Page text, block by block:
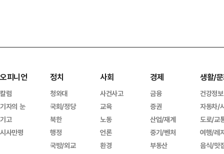
오피니언
칼럼
기자의 눈
기고
시사만평
정치
청와대
국회/정당
북한
행정
국방/외교
사회
사건사고
교육
노동
언론
환경
경제
금융
증권
산업/재계
중기/벤처
부동산
생활/
건강정보
자동차/
도로/교
여행/레
음식/맛